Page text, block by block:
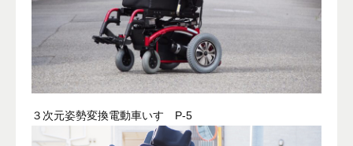
３次元姿勢変換電動車いす P-5